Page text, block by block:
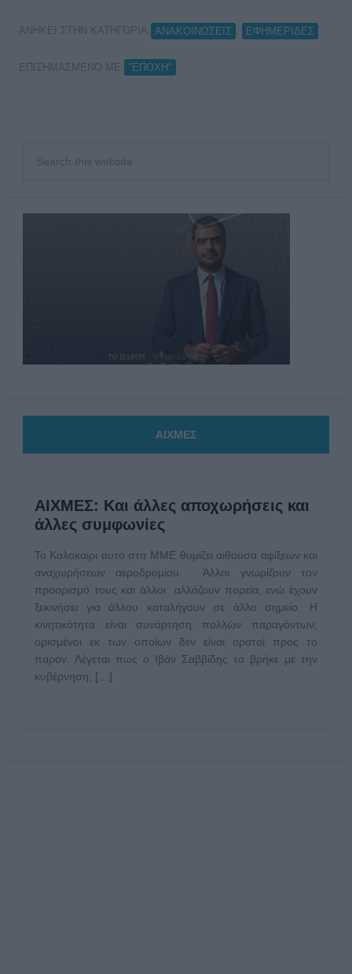
ΑΝΗΚΕΙ ΣΤΗΝ ΚΑΤΗΓΟΡΙΑ: ΑΝΑΚΟΙΝΩΣΕΙΣ ΕΦΗΜΕΡΙΔΕΣ
ΕΠΙΣΗΜΑΣΜΕΝΟ ΜΕ: "ΕΠΟΧΗ"
ΑΙΧΜΕΣ
ΑΙΧΜΕΣ: Και άλλες αποχωρήσεις και
άλλες συμφωνίες
Το Καλοκαίρι αυτό στα ΜΜΕ θυμίζει αίθουσα αφίξεων και
αναχωρήσεων αεροδρομίου. Άλλοι γνωρίζουν τον
προορισμό τους και άλλοι αλλάζουν πορεία, ενώ έχουν
ξεκινήσει για άλλου καταλήγουν σε άλλο σημείο. Η
κινητικότητα είναι συνάρτηση πολλών παραγόντων,
ορισμένοι εκ των οποίων δεν είναι ορατοί προς το
παρόν. Λέγεται πως ο Ιβάν Σαββίδης τα βρήκε με την
κυβέρνηση, […]